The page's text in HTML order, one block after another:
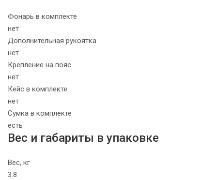
Фонарь в комплекте
нет
Дополнительная рукоятка
нет
Крепление на пояс
нет
Кейс в комплекте
нет
Сумка в комплекте
есть
Вес и габариты в упаковке
Вес, кг
3.8